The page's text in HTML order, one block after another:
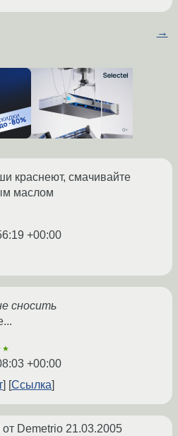
→
краснеют, смачивайте
маслом
+00:00
сносить
+00:00
Ссылка
от Demetrio 21.03.2005